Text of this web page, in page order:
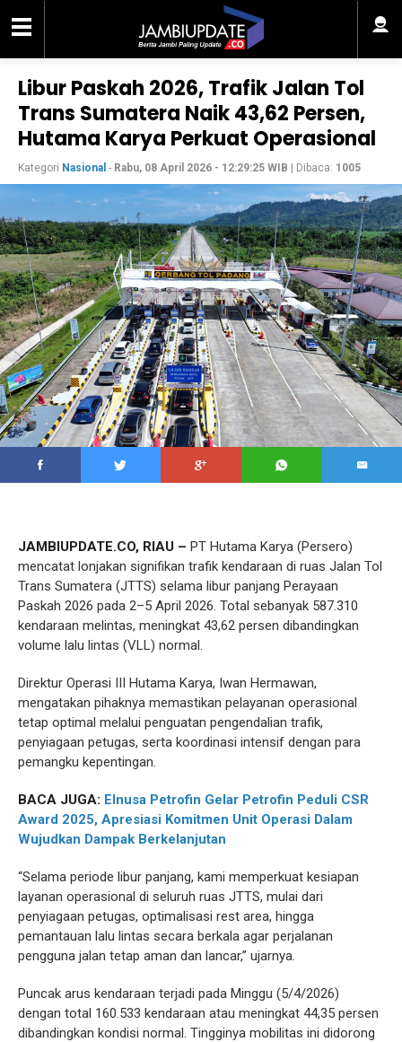
Libur Paskah 2026, Trafik Jalan Tol
Trans Sumatera Naik 43,62 Persen,
Hutama Karya Perkuat Operasional
Kategori Nasional - Rabu, 08 April 2026 - 12:29:25 WIB | Dibaca: 1005
JAMBIUPDATE.CO, RIAU – PT Hutama Karya (Persero)
mencatat lonjakan signifikan trafik kendaraan di ruas Jalan Tol
Trans Sumatera (JTTS) selama libur panjang Perayaan
Paskah 2026 pada 2–5 April 2026. Total sebanyak 587.310
kendaraan melintas, meningkat 43,62 persen dibandingkan
volume lalu lintas (VLL) normal.
Direktur Operasi III Hutama Karya, Iwan Hermawan,
mengatakan pihaknya memastikan pelayanan operasional
tetap optimal melalui penguatan pengendalian trafik,
penyiagaan petugas, serta koordinasi intensif dengan para
pemangku kepentingan.
BACA JUGA: Elnusa Petrofin Gelar Petrofin Peduli CSR
Award 2025, Apresiasi Komitmen Unit Operasi Dalam
Wujudkan Dampak Berkelanjutan
“Selama periode libur panjang, kami memperkuat kesiapan
layanan operasional di seluruh ruas JTTS, mulai dari
penyiagaan petugas, optimalisasi rest area, hingga
pemantauan lalu lintas secara berkala agar perjalanan
pengguna jalan tetap aman dan lancar,” ujarnya.
Puncak arus kendaraan terjadi pada Minggu (5/4/2026)
dengan total 160.533 kendaraan atau meningkat 44,35 persen
dibandingkan kondisi normal. Tingginya mobilitas ini didorong